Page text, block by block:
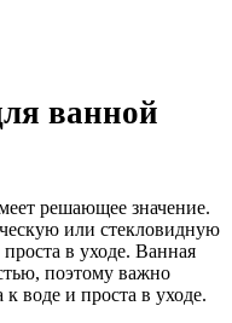
ванной
решающее значение.
или стекловидную
в уходе. Ванная
поэтому важно
воде и проста в уходе.